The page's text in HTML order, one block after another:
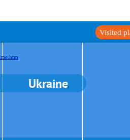
Visited
Ukraine